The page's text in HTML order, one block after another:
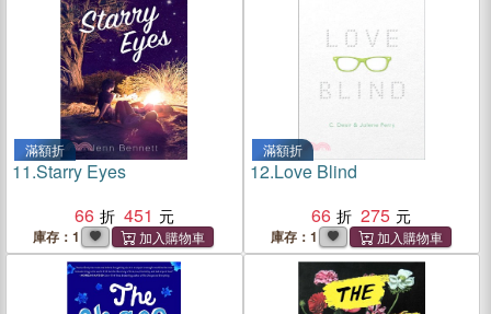
(Will Dean)
滿額折
11.Starry Eyes
66
451
庫存：1
滿額折
12.Love Blind
66
275
庫存：1